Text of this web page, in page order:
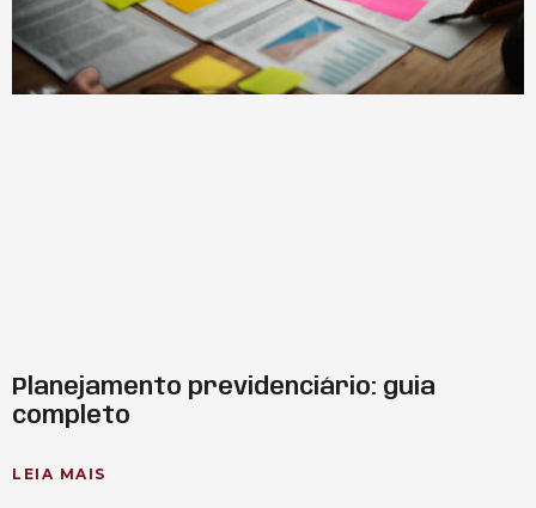
Planejamento previdenciário: guia
completo
LEIA MAIS